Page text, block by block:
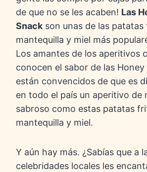
de que no se les acaben! Las
Snackson unas de las patatas
mantequilla y miel más
Los amantes de los aperitivos
conocen el sabor de las
están convencidos de que es
en todo el país un aperitivo de
sabroso como estas patatas
mantequilla y miel.
Y aún hay más. ¿Sabías que a
celebridades locales les